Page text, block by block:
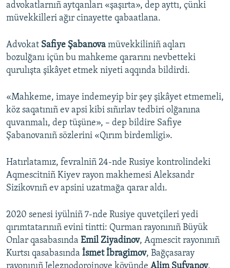
advokatlarnıñ aytqanları «şaşırta», dep ayttı, çünki
müvekkilleri ağır cinayette qabaatlana.
Advokat Safiye Şabanova müvekkiliniñ aqları
bozulğanı içün bu mahkeme qararını nevbetteki
qurulışta şikâyet etmek niyeti aqqında bildirdi.
«Mahkeme, imaye indemeyip bir şey şikâyet etmemeli,
köz saqatınıñ ev apsi kibi sıñırlav tedbiri olğanına
quvanmalı, dep tüşüne», – dep bildire Safiye
Şabanovanıñ sözlerini «Qırım birdemligi».
Hatırlatamız, fevralniñ 24-nde Rusiye kontrolindeki
Aqmescitniñ Kiyev rayon makhemesi Aleksandr
Sizikovnıñ ev apsini uzatmağa qarar aldı.
2020 senesi iyülniñ 7-nde Rusiye quvetçileri yedi
qırımtatarınıñ evini tintti: Qurman rayonınıñ Büyük
Onlar qasabasında Emil Ziyadinov, Aqmescit rayonınıñ
Kurtsı qasabasında İsmet İbragimov, Bağçasaray